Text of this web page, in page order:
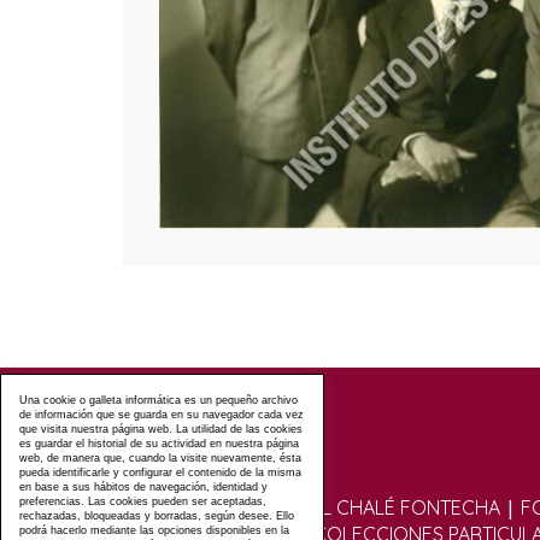
VISITAS GUIADAS AL CHALÉ FONTECHA|
FOTOGRÁFICO
COLECCIONES
Una cookie o galleta informática es un pequeño archivo
de información que se guarda en su navegador cada vez
que visita nuestra página web. La utilidad de las cookies
es guardar el historial de su actividad en nuestra página
web, de manera que, cuando la visite nuevamente, ésta
pueda identificarle y configurar el contenido de la misma
en base a sus hábitos de navegación, identidad y
preferencias. Las cookies pueden ser aceptadas,
rechazadas, bloqueadas y borradas, según desee. Ello
podrá hacerlo mediante las opciones disponibles en la